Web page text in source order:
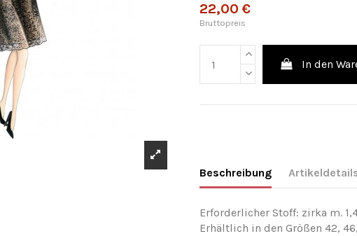
22,00 €
Bruttopreis
In den
Beschreibung
Erforderlicher Stoff: zirka m.
Erhältlich in den Größen 42,